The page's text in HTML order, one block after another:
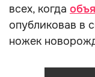
всех, когда
опубликовав в
ножек